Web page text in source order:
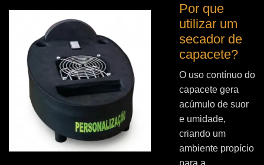
Por que
utilizar um
secador de
capacete?
O uso contínuo do
capacete gera
acúmulo de suor
e umidade,
criando um
ambiente propício
para a